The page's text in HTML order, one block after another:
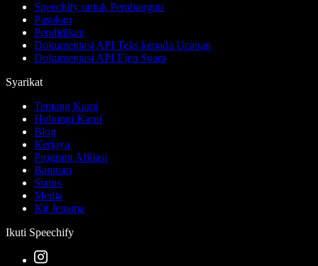
Speechify untuk Pembangun
Pasukan
Pendidikan
Dokumentasi API Teks kepada Ucapan
Dokumentasi API Ejen Suara
Syarikat
Tentang Kami
Hubungi Kami
Blog
Kerjaya
Program Afiliasi
Bantuan
Status
Media
Kit Jenama
Ikuti Speechify